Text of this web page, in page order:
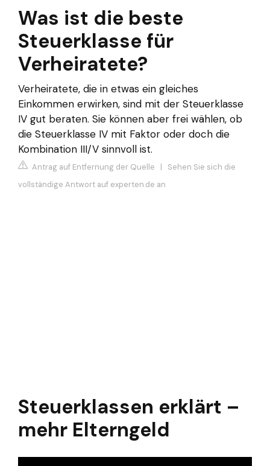
Was ist die beste
Steuerklasse für
Verheiratete?
Verheiratete, die in etwas ein gleiches
Einkommen erwirken, sind mit der Steuerklasse
IV gut beraten. Sie können aber frei wählen, ob
die Steuerklasse IV mit Faktor oder doch die
Kombination III/V sinnvoll ist.
Antrag auf Entfernung der Quelle | Sehen Sie sich die
vollständige Antwort auf experten.de an
Steuerklassen erklärt –
mehr Elterngeld